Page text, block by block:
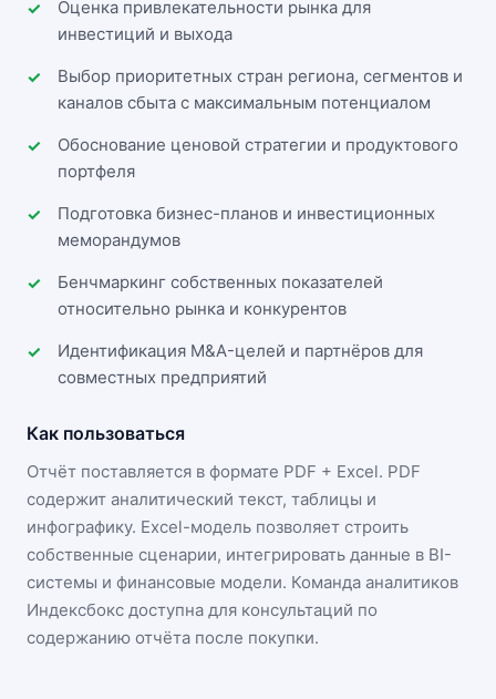
Оценка привлекательности рынка для
инвестиций и выхода
Выбор приоритетных стран региона, сегментов и
каналов сбыта с максимальным потенциалом
Обоснование ценовой стратегии и продуктового
портфеля
Подготовка бизнес-планов и инвестиционных
меморандумов
Бенчмаркинг собственных показателей
относительно рынка и конкурентов
Идентификация M&A-целей и партнёров для
совместных предприятий
Как пользоваться
Отчёт поставляется в формате PDF + Excel. PDF
содержит аналитический текст, таблицы и
инфографику. Excel-модель позволяет строить
собственные сценарии, интегрировать данные в BI-
системы и финансовые модели. Команда аналитиков
Индексбокс доступна для консультаций по
содержанию отчёта после покупки.